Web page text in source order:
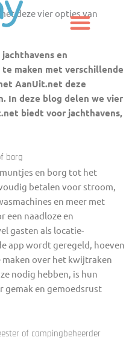
deze vier opties van
en
maken met verschillende
AanUit.net deze
In deze blog delen we vier
biedt voor jachthavens,
borg
en borg tot het
betalen voor stroom,
en meer met
een naadloze en
gasten als locatie-
app wordt geregeld, hoeven
maken over het kwijtraken
nodig hebben, is hun
gemak en gemoedsrust
of campingbeheerder